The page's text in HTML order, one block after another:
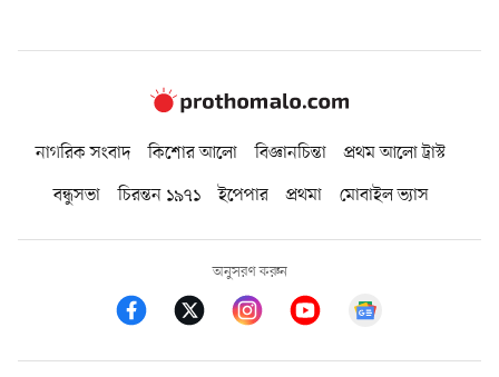
নাগরিক সংবাদ কিশোর আলো বিজ্ঞানচিন্তা
প্রথম আলো ট্রাস্ট
বন্ধুসভা
চিরন্তন ১৯৭১ ইপেপার প্রথমা মোবাইল ভ্যাস
অনুসরণ করুন